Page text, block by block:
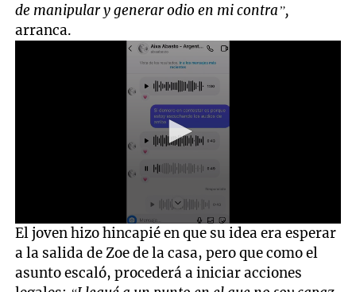
de manipular y generar odio en mi contra”,
arranca.
0
seconds
of
51
seconds
El joven hizo hincapié en que su idea era esperar
a la salida de Zoe de la casa, pero que como el
asunto escaló, procederá a iniciar acciones